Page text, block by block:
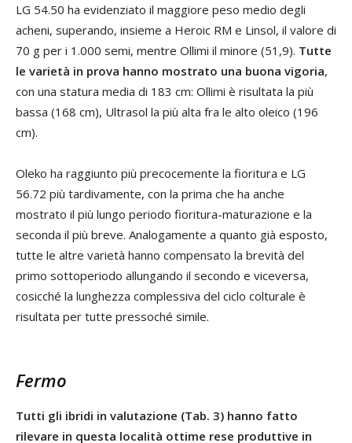
LG 54.50 ha evidenziato il maggiore peso medio degli
acheni, superando, insieme a Heroic RM e Linsol, il valore di
70 g per i 1.000 semi, mentre Ollimi il minore (51,9). Tutte
le varietà in prova hanno mostrato una buona vigoria,
con una statura media di 183 cm: Ollimi è risultata la più
bassa (168 cm), Ultrasol la più alta fra le alto oleico (196
cm).
Oleko ha raggiunto più precocemente la fioritura e LG
56.72 più tardivamente, con la prima che ha anche
mostrato il più lungo periodo fioritura-maturazione e la
seconda il più breve. Analogamente a quanto già esposto,
tutte le altre varietà hanno compensato la brevità del
primo sottoperiodo allungando il secondo e viceversa,
cosicché la lunghezza complessiva del ciclo colturale è
risultata per tutte pressoché simile.
Fermo
Tutti gli ibridi in valutazione (Tab. 3) hanno fatto
rilevare in questa località ottime rese produttive in